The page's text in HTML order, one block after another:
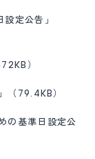
定公告」
）
（79.4KB）
の基準日設定公